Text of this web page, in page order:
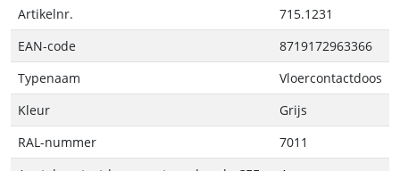
Artikelnr.
715.1231
EAN-code
8719172963366
Typenaam
Vloercontactdoos
Kleur
Grijs
RAL-nummer
7011